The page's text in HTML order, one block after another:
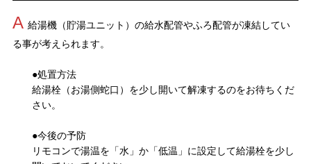
A 給湯機（貯湯ユニット）の給水配管やふろ配管が凍結してい
る事が考えられます。
●処置方法
給湯栓（お湯側蛇口）を少し開いて解凍するのをお待ちくだ
さい。
●今後の予防
リモコンで湯温を「水」か「低温」に設定して給湯栓を少し